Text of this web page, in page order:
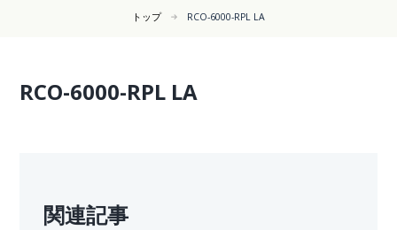
トップ RCO-6000-RPL LA
RCO-6000-RPL LA
関連記事